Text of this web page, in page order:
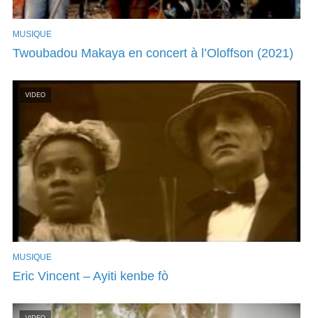
MUSIQUE
Twoubadou Makaya en concert à l’Oloffson (2021)
VIDEO
MUSIQUE
Eric Vincent – Ayiti kenbe fò